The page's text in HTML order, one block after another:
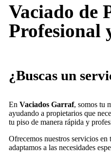
Vaciado de
Profesional
¿Buscas un
En Vaciados Garraf, somos tu
ayudando a propietarios que
tu piso de manera rápida y
Ofrecemos nuestros servicios en
adaptamos a las necesidades